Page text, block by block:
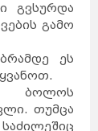
გვსურდა
გამო
ეს
ბოლოს
თუმცა